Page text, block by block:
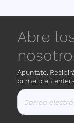
Abre
Apúntate.
primero en